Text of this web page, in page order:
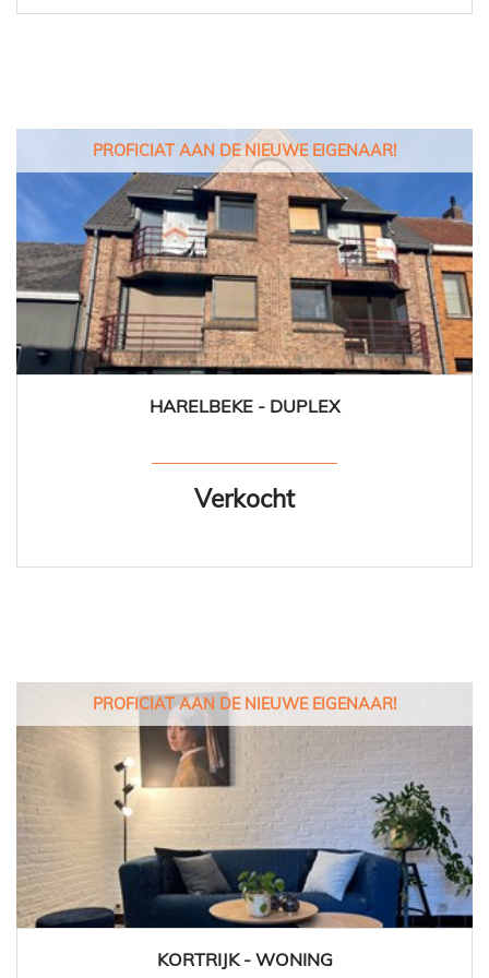
PROFICIAT AAN DE NIEUWE EIGENAAR!
64 m² 2 1
HARELBEKE - DUPLEX
Verkocht
PROFICIAT AAN DE NIEUWE EIGENAAR!
1
KORTRIJK - WONING